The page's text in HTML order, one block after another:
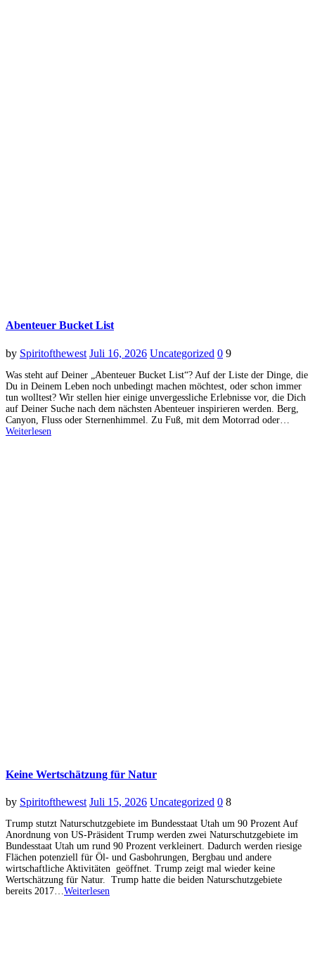
Abenteuer Bucket List
by Spiritofthewest Juli 16, 2026 Uncategorized 0 9
Was steht auf Deiner „Abenteuer Bucket List“? Auf der Liste der Dinge, die
Du in Deinem Leben noch unbedingt machen möchtest, oder schon immer
tun wolltest? Wir stellen hier einige unvergessliche Erlebnisse vor, die Dich
auf Deiner Suche nach dem nächsten Abenteuer inspirieren werden. Berg,
Canyon, Fluss oder Sternenhimmel. Zu Fuß, mit dem Motorrad oder…
Weiterlesen
Keine Wertschätzung für Natur
by Spiritofthewest Juli 15, 2026 Uncategorized 0 8
Trump stutzt Naturschutzgebiete im Bundesstaat Utah um 90 Prozent Auf
Anordnung von US-Präsident Trump werden zwei Naturschutzgebiete im
Bundesstaat Utah um rund 90 Prozent verkleinert. Dadurch werden riesige
Flächen potenziell für Öl- und Gasbohrungen, Bergbau und andere
wirtschaftliche Aktivitäten geöffnet. Trump zeigt mal wieder keine
Wertschätzung für Natur. Trump hatte die beiden Naturschutzgebiete
bereits 2017…Weiterlesen